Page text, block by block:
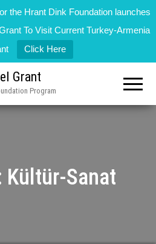
the Hrant Dink Foundation launches
To Visit Current Turkey-Armenia
Click Here
Grant
Program
Kültür-Sanat